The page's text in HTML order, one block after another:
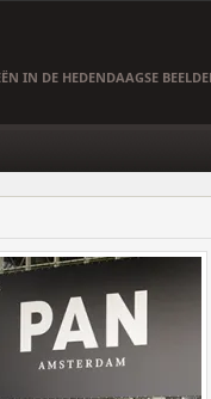
IN DE HEDENDAAGSE